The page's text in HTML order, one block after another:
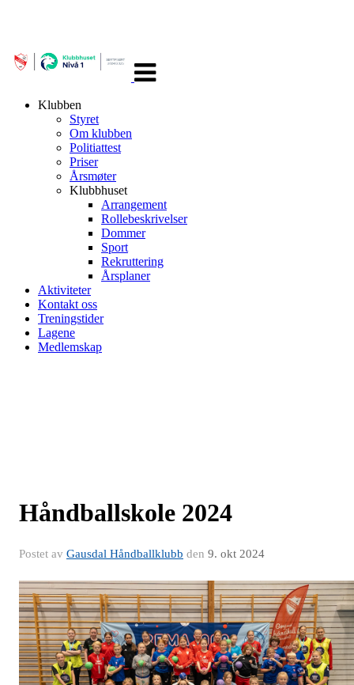
navigasjon
Klubben
Styret
Om klubben
Politiattest
Priser
Årsmøter
Klubbhuset
Arrangement
Rollebeskrivelser
Dommer
Sport
Rekruttering
Årsplaner
Aktiviteter
Kontakt oss
Treningstider
Lagene
Medlemskap
Håndballskole 2024
Postet av Gausdal Håndballklubb den 9. okt 2024